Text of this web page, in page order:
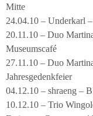
Mitte
24.04.10 – Underkarl
20.11.10 – Duo
Museumscafé
27.11.10 – Duo
Jahresgedenkfeier
04.12.10 – shraeng –
10.12.10 – Trio